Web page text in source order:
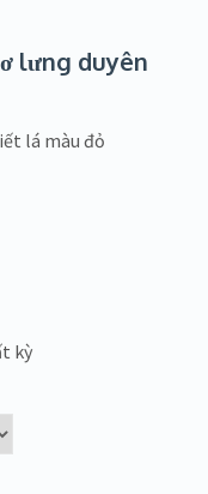
lưng duyên
lá màu đỏ
kỳ